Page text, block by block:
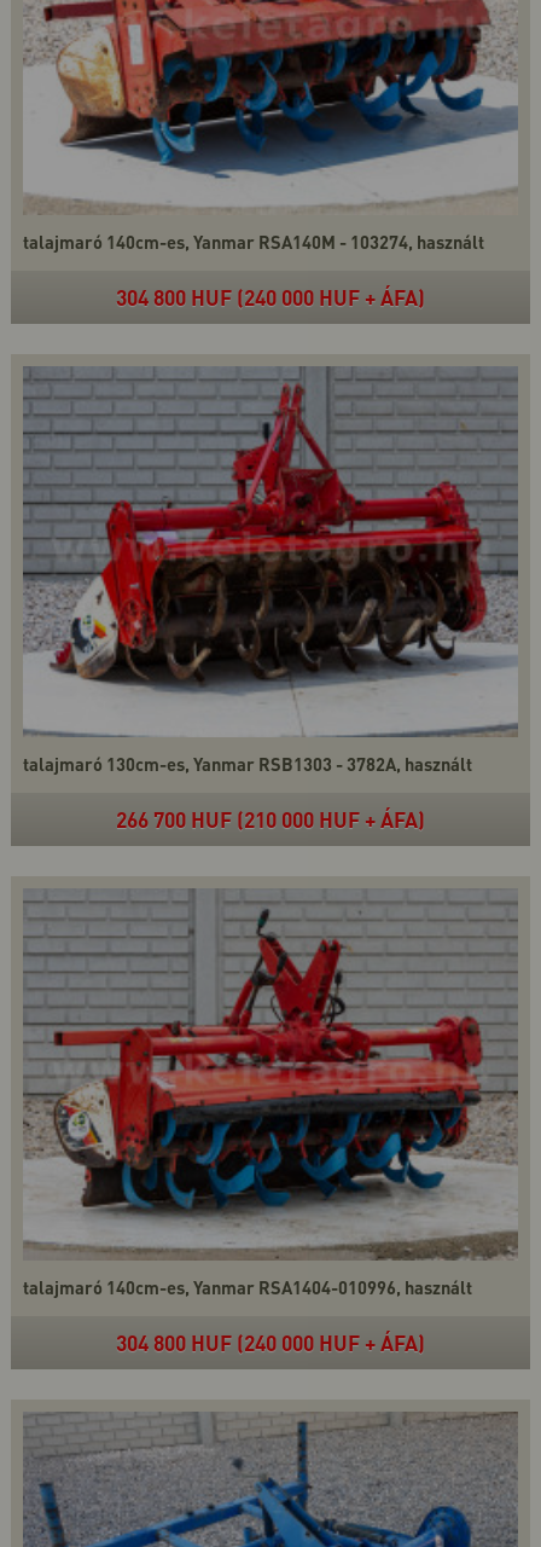
talajmaró 140cm-es, Yanmar RSA140M - 103274, használt
304 800 HUF (240 000 HUF + ÁFA)
talajmaró 130cm-es, Yanmar RSB1303 - 3782A, használt
266 700 HUF (210 000 HUF + ÁFA)
talajmaró 140cm-es, Yanmar RSA1404-010996, használt
304 800 HUF (240 000 HUF + ÁFA)